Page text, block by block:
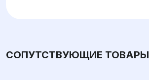
СОПУТСТВУЮЩИЕ ТОВАРЫ